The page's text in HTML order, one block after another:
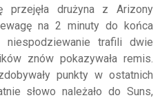
przejęła drużyna z Arizony
na 2 minuty do końca
trafili dwie
znów pokazywała remis.
punkty w ostatnich
słowo należało do Suns,